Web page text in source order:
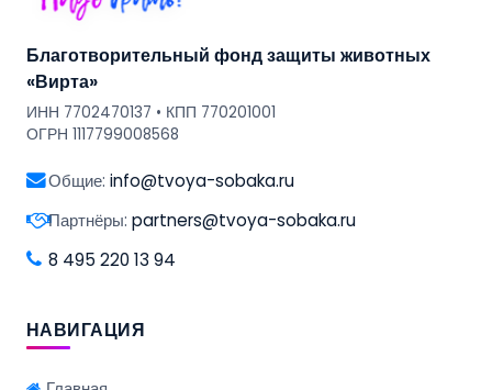
Благотворительный фонд защиты животных
«Вирта»
ИНН 7702470137 • КПП 770201001
ОГРН 1117799008568
Общие: info@tvoya-sobaka.ru
Партнёры: partners@tvoya-sobaka.ru
8 495 220 13 94
НАВИГАЦИЯ